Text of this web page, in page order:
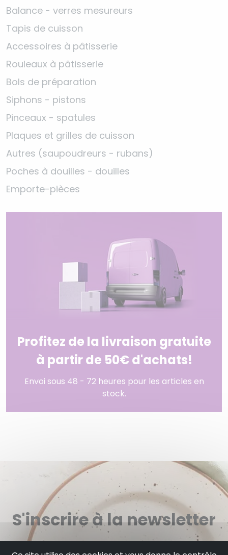
Balance - verres mesureurs
Tapis de cuisson
Accessoires à pâtisserie
Rouleaux à pâtisserie
Bols de préparation
Siphons - pistons
Pinceaux - spatules
Plaques et grilles de cuisson
Autres (saupoudreurs - rubans)
Poches à douilles - douilles
Emporte-pièces
Profitez de la livraison gratuite
à partir de 50€ d'achats!
Envoi sous 48 - 72 heures pour les articles en
stock.
S'inscrire à la newsletter